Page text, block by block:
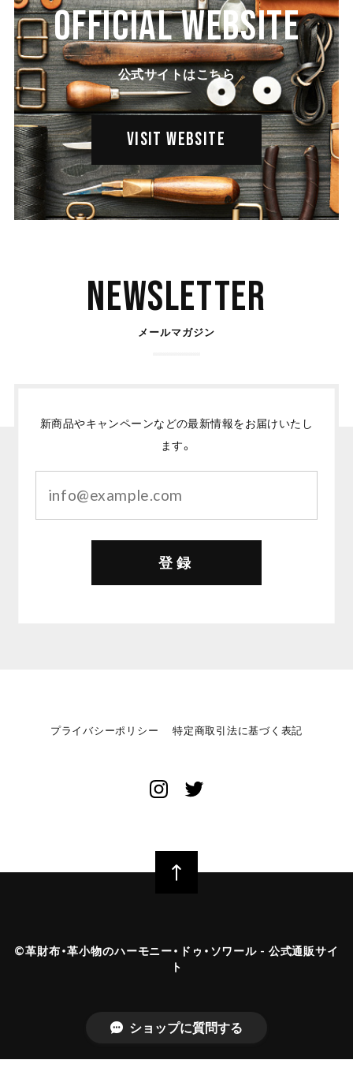
OFFICIAL WEBSITE
公式サイトはこちら
VISIT WEBSITE
Newsletter
メールマガジン
新商品やキャンペーンなどの最新情報をお届けいたし
ます。
登録
プライバシーポリシー 特定商取引法に基づく表記
©︎革財布・革小物のハーモニー・ドゥ・ソワール - 公式通販サイ
ト
ショップに質問する